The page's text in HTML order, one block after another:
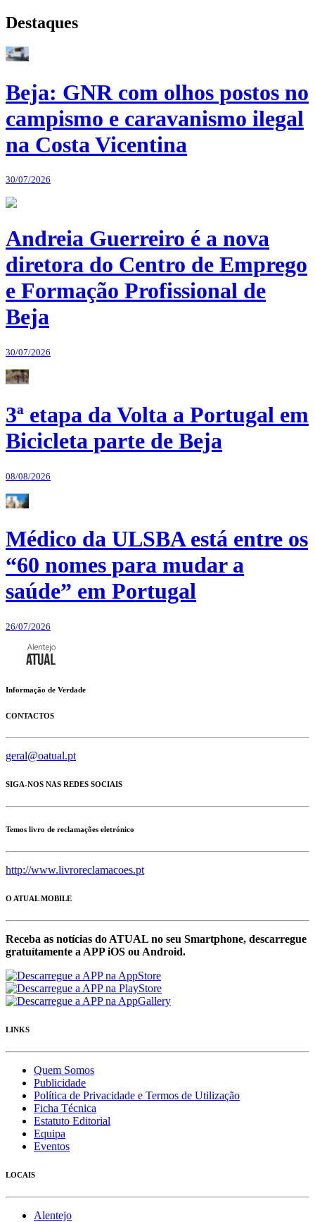
Destaques
Beja: GNR com olhos postos no
campismo e caravanismo ilegal
na Costa Vicentina
30/07/2026
Andreia Guerreiro é a nova
diretora do Centro de Emprego
e Formação Profissional de
Beja
30/07/2026
3ª etapa da Volta a Portugal em
Bicicleta parte de Beja
08/08/2026
Médico da ULSBA está entre os
“60 nomes para mudar a
saúde” em Portugal
26/07/2026
Informação de Verdade
CONTACTOS
geral@oatual.pt
SIGA-NOS NAS REDES SOCIAIS
Temos livro de reclamações eletrónico
http://www.livroreclamacoes.pt
O ATUAL MOBILE
Receba as notícias do ATUAL no seu Smartphone, descarregue
gratuítamente a APP iOS ou Android.
LINKS
Quem Somos
Publicidade
Política de Privacidade e Termos de Utilização
Ficha Técnica
Estatuto Editorial
Equipa
Eventos
LOCAIS
Alentejo